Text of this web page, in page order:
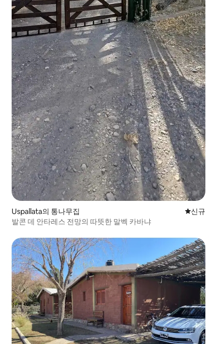
Uspallata의 통나무집 신규 숙소
신규
발콘 데 안타레스 전망의 따뜻한 말벡 카바냐